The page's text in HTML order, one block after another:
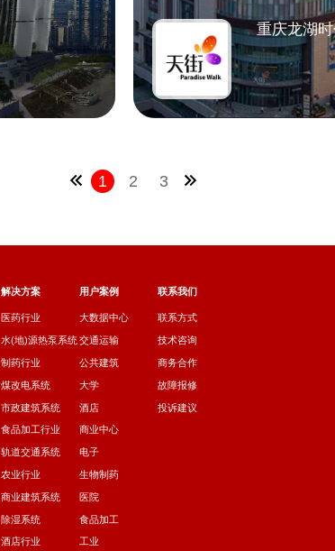
重庆龙湖
1 2 3
解决方案
医药行业
水(地)源热泵系统
制药行业
煤改电系统
市政建筑系统
食品加工行业
轨道交通系统
农业行业
商业建筑系统
除湿系统
酒店行业
用户案例
大数据中心
交通运输
公共建筑
大学
酒店
商业中心
电子
生物制药
医院
食品加工
工业
联系我们
联系方式
技术咨询
商务合作
故障报修
投诉建议